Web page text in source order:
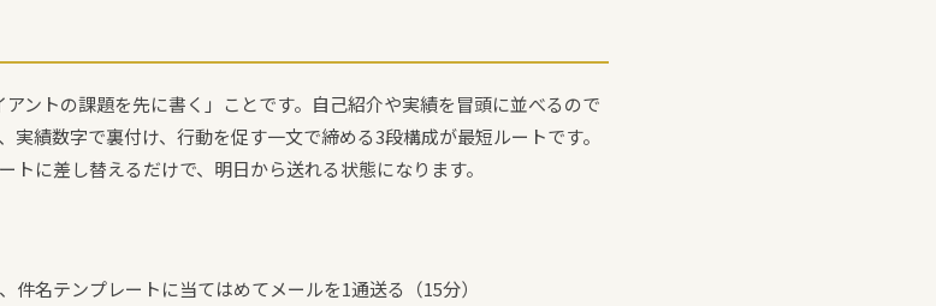
ントの課題を先に書く」ことです。自己紹介や実績を冒頭に並べるので
績数字で裏付け、行動を促す一文で締める3段構成が最短ルートです。
に差し替えるだけで、明日から送れる状態になります。
名テンプレートに当てはめてメールを1通送る（15分）